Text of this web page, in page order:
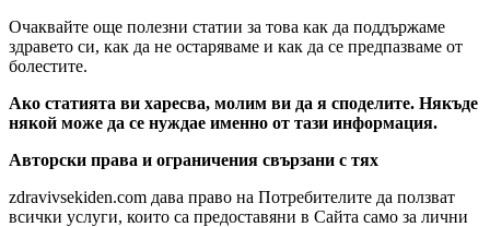
Очаквайте още полезни статии за това как да поддържаме
здравето си, как да не остаряваме и как да се предпазваме от
болестите.
Ако статията ви харесва, молим ви да я споделите. Някъде
някой може да се нуждае именно от тази информация.
Авторски права и ограничения свързани с тях
zdravivsekiden.com дава право на Потребителите да ползват
всички услуги, които са предоставяни в Сайта само за лични